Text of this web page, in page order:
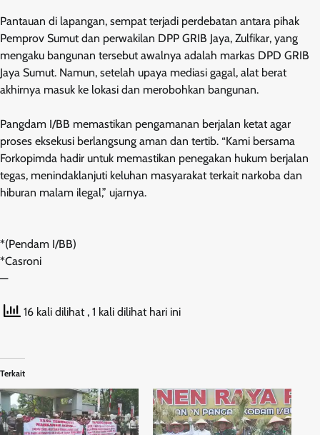
Pantauan di lapangan, sempat terjadi perdebatan antara pihak
Pemprov Sumut dan perwakilan DPP GRIB Jaya, Zulfikar, yang
mengaku bangunan tersebut awalnya adalah markas DPD GRIB
Jaya Sumut. Namun, setelah upaya mediasi gagal, alat berat
akhirnya masuk ke lokasi dan merobohkan bangunan.
Pangdam I/BB memastikan pengamanan berjalan ketat agar
proses eksekusi berlangsung aman dan tertib. “Kami bersama
Forkopimda hadir untuk memastikan penegakan hukum berjalan
tegas, menindaklanjuti keluhan masyarakat terkait narkoba dan
hiburan malam ilegal,” ujarnya.
*(Pendam I/BB)
*Casroni
—
16 kali dilihat , 1 kali dilihat hari ini
Terkait